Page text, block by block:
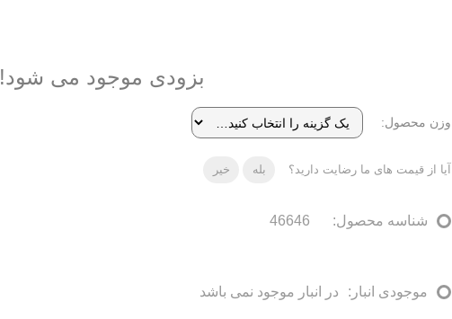
بزودی موجود می شود!
وزن محصول
آیا از قیمت های ما رضایت دارید؟ بله خیر
شناسه محصول: 46646
موجودی انبار: در انبار موجود نمی باشد